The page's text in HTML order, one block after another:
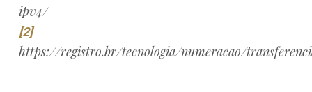
ipv4/
[2]
https://registro.br/tecnologia/numeracao/